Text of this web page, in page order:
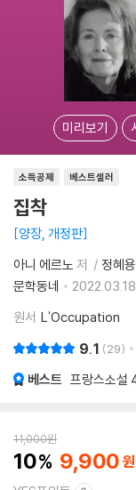
미리보기
소득공제 베스트셀러
집착
양장, 개정판
아니 에르노 저 정혜용
문학동네
원서 L'Occupation
9.1 29
베스트 프랑스소설
11,000원
10 9,900